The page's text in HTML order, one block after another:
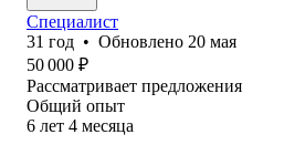
Специалист
31 год • Обновлено 20 мая
50 000 ₽
Рассматривает предложения
Общий опыт
6 лет 4 месяца